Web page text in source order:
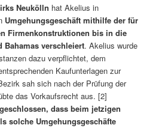
Neukölln hat Akelius in
Umgehungsgeschäft mithilfe der für
Firmenkonstruktionen bis in die
Bahamas verschleiert. Akelius wurde
dazu verpflichtet, dem
Kaufunterlagen zur
sah sich nach der Prüfung der
das Vorkaufsrecht aus. [2]
dass beim jetzigen
solche Umgehungsgeschäfte